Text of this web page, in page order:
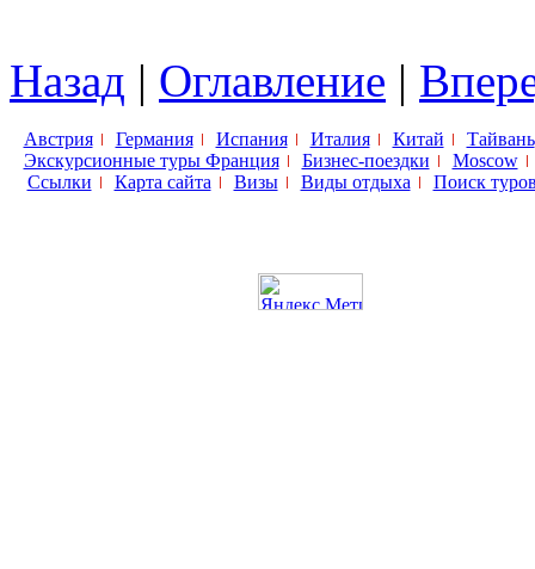
Назад | Оглавление |
Австрия Германия Испания Италия Китай
Тайвань
Экскурсионные туры Франция
Бизнес-поездки
Moscow
Ссылки
Карта сайта Визы Виды отдыха Поиск